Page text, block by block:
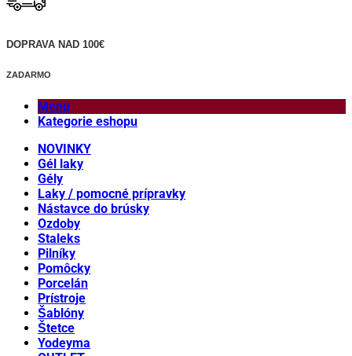
DOPRAVA NAD 100€
ZADARMO
Menu
Kategorie eshopu
NOVINKY
Gél laky
Gély
Laky / pomocné prípravky
Nástavce do brúsky
Ozdoby
Staleks
Pilníky
Pomôcky
Porcelán
Prístroje
Šablóny
Štetce
Yodeyma